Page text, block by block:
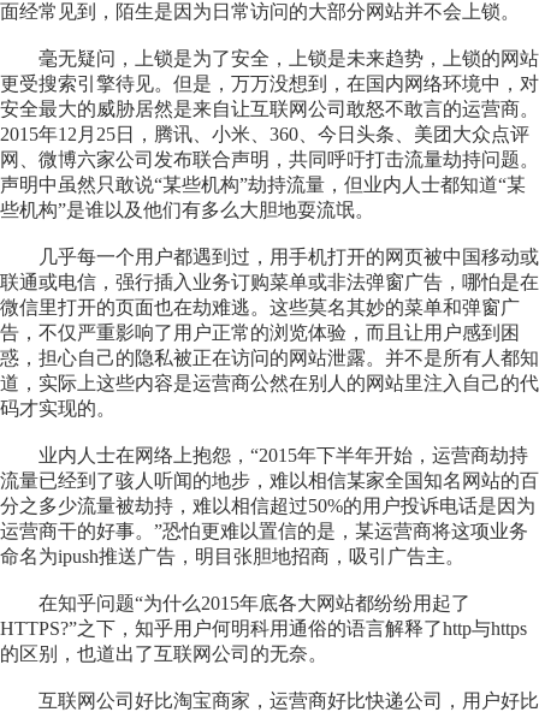
面经常见到，陌生是因为日常访问的大部分网站并不会上锁。
毫无疑问，上锁是为了安全，上锁是未来趋势，上锁的网站
更受搜索引擎待见。但是，万万没想到，在国内网络环境中，对
安全最大的威胁居然是来自让互联网公司敢怒不敢言的运营商。
2015年12月25日，腾讯、小米、360、今日头条、美团大众点评
网、微博六家公司发布联合声明，共同呼吁打击流量劫持问题。
声明中虽然只敢说“某些机构”劫持流量，但业内人士都知道“某
些机构”是谁以及他们有多么大胆地耍流氓。
几乎每一个用户都遇到过，用手机打开的网页被中国移动或
联通或电信，强行插入业务订购菜单或非法弹窗广告，哪怕是在
微信里打开的页面也在劫难逃。这些莫名其妙的菜单和弹窗广
告，不仅严重影响了用户正常的浏览体验，而且让用户感到困
惑，担心自己的隐私被正在访问的网站泄露。并不是所有人都知
道，实际上这些内容是运营商公然在别人的网站里注入自己的代
码才实现的。
业内人士在网络上抱怨，“2015年下半年开始，运营商劫持
流量已经到了骇人听闻的地步，难以相信某家全国知名网站的百
分之多少流量被劫持，难以相信超过50%的用户投诉电话是因为
运营商干的好事。”恐怕更难以置信的是，某运营商将这项业务
命名为ipush推送广告，明目张胆地招商，吸引广告主。
在知乎问题“为什么2015年底各大网站都纷纷用起了
HTTPS?”之下，知乎用户何明科用通俗的语言解释了http与https
的区别，也道出了互联网公司的无奈。
互联网公司好比淘宝商家，运营商好比快递公司，用户好比